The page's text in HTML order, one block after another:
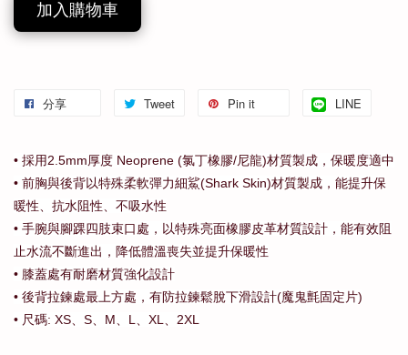
加入購物車
分享 Tweet Pin it LINE
• 採用2.5mm厚度 Neoprene (氯丁橡膠/尼龍)材質製成，保暖度適中
• 前胸與後背以特殊柔軟彈力細鯊(Shark Skin)材質製成，能提升保
暖性、抗水阻性、不吸水性
• 手腕與腳踝四肢束口處，以特殊亮面橡膠皮革材質設計，能有效阻
止水流不斷進出，降低體溫喪失並提升保暖性
• 膝蓋處有耐磨材質強化設計
• 後背拉鍊處最上方處，有防拉鍊鬆脫下滑設計(魔鬼氈固定片)
• 尺碼: XS、S、M、L、XL、2XL